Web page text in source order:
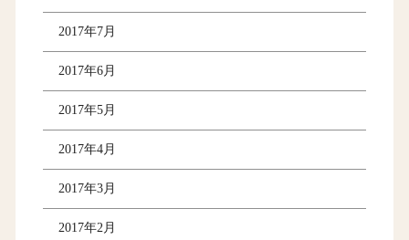
2017年7月
2017年6月
2017年5月
2017年4月
2017年3月
2017年2月